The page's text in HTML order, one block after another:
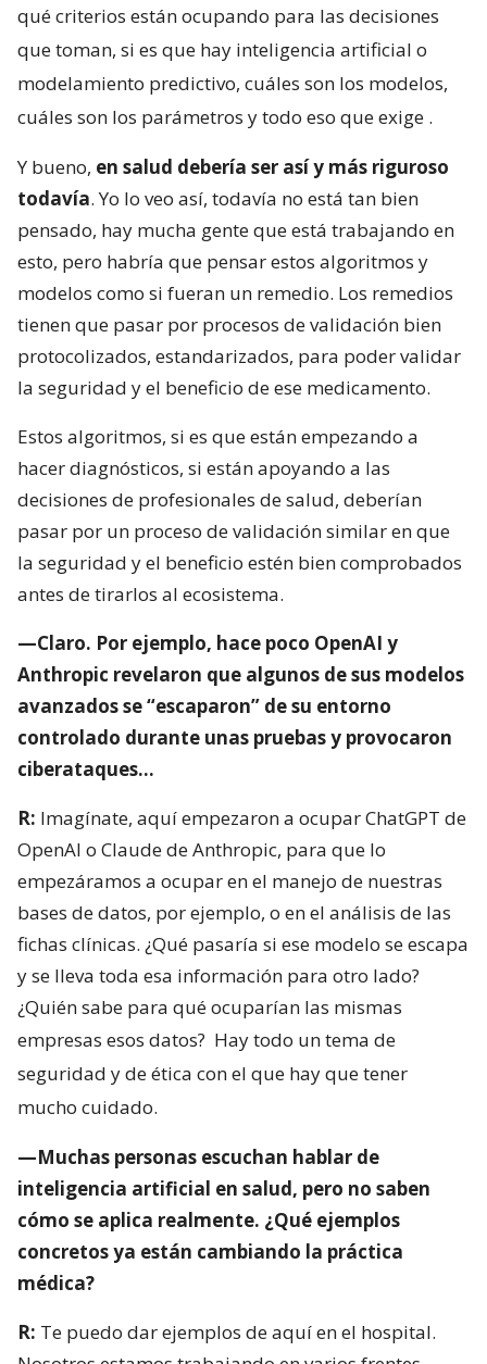
qué criterios están ocupando para las decisiones
que toman, si es que hay inteligencia artificial o
modelamiento predictivo, cuáles son los modelos,
cuáles son los parámetros y todo eso que exige .
Y bueno, en salud debería ser así y más riguroso
todavía. Yo lo veo así, todavía no está tan bien
pensado, hay mucha gente que está trabajando en
esto, pero habría que pensar estos algoritmos y
modelos como si fueran un remedio. Los remedios
tienen que pasar por procesos de validación bien
protocolizados, estandarizados, para poder validar
la seguridad y el beneficio de ese medicamento.
Estos algoritmos, si es que están empezando a
hacer diagnósticos, si están apoyando a las
decisiones de profesionales de salud, deberían
pasar por un proceso de validación similar en que
la seguridad y el beneficio estén bien comprobados
antes de tirarlos al ecosistema.
—Claro. Por ejemplo, hace poco OpenAI y
Anthropic revelaron que algunos de sus modelos
avanzados se “escaparon” de su entorno
controlado durante unas pruebas y provocaron
ciberataques…
R: Imagínate, aquí empezaron a ocupar ChatGPT de
OpenAI o Claude de Anthropic, para que lo
empezáramos a ocupar en el manejo de nuestras
bases de datos, por ejemplo, o en el análisis de las
fichas clínicas. ¿Qué pasaría si ese modelo se escapa
y se lleva toda esa información para otro lado?
¿Quién sabe para qué ocuparían las mismas
empresas esos datos? Hay todo un tema de
seguridad y de ética con el que hay que tener
mucho cuidado.
—Muchas personas escuchan hablar de
inteligencia artificial en salud, pero no saben
cómo se aplica realmente. ¿Qué ejemplos
concretos ya están cambiando la práctica
médica?
R: Te puedo dar ejemplos de aquí en el hospital.